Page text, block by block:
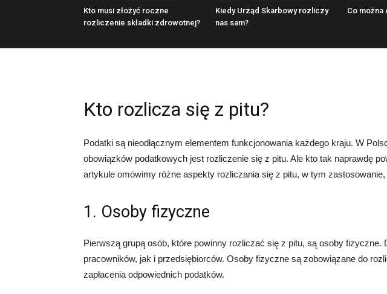
Kto musi złożyć roczne
rozliczenie składki zdrowotnej?
Kiedy Urząd Skarbowy rozliczy
nas sam?
Co można
Kto rozlicza się z pitu?
Podatki są nieodłącznym elementem funkcjonowania każdego kraju. W
obowiązków podatkowych jest rozliczenie się z pitu. Ale kto tak naprawdę
artykule omówimy różne aspekty rozliczania się z pitu, w tym
1. Osoby fizyczne
Pierwszą grupą osób, które powinny rozliczać się z pitu, są osoby fizyczne.
pracowników, jak i przedsiębiorców. Osoby fizyczne są zobowiązane do
zapłacenia odpowiednich podatków.